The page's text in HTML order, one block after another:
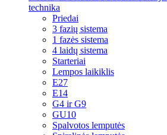
technika
Priedai
3 fazių sistema
1 fazės sistema
4 laidų sistema
Starteriai
Lempos laikiklis
E27
E14
G4 ir G9
GU10
Spalvotos lemputės